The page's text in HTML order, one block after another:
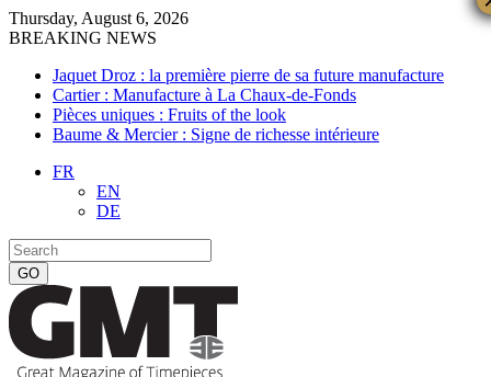
Thursday, August 6, 2026
BREAKING NEWS
Jaquet Droz : la première pierre de sa future manufacture
Cartier : Manufacture à La Chaux-de-Fonds
Pièces uniques : Fruits of the look
Baume & Mercier : Signe de richesse intérieure
FR
EN
DE